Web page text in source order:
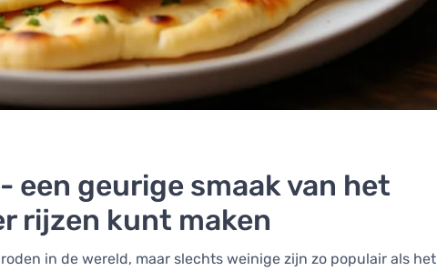
een geurige smaak van het
rijzen kunt maken
in de wereld, maar slechts weinige zijn zo populair als het